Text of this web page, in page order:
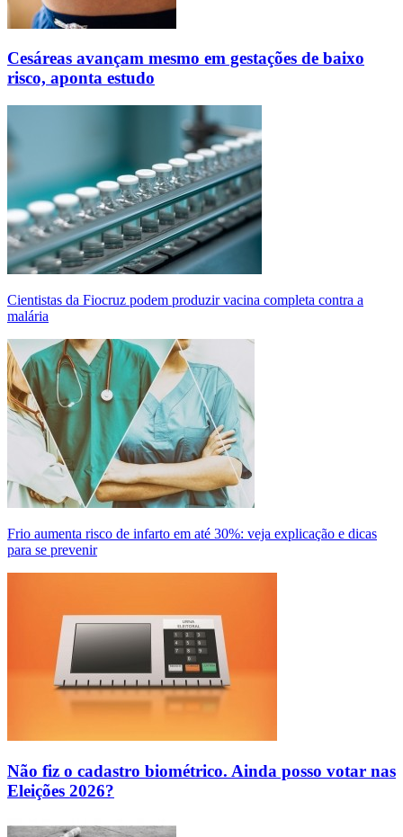
Cesáreas avançam mesmo em gestações de baixo
risco, aponta estudo
Cientistas da Fiocruz podem produzir vacina completa contra a
malária
Frio aumenta risco de infarto em até 30%: veja explicação e dicas
para se prevenir
Não fiz o cadastro biométrico. Ainda posso votar nas
Eleições 2026?